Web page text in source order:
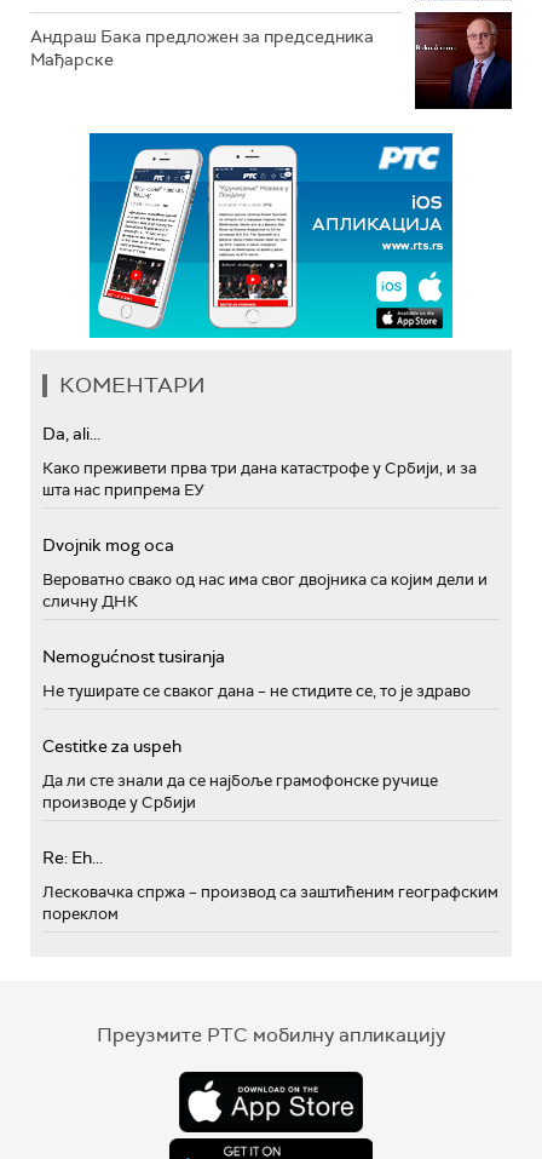
Андраш Бакa предложен за председника
Мађарске
КОМЕНТАРИ
Da, ali...
Како преживети прва три дана катастрофе у Србији, и за
шта нас припрема ЕУ
Dvojnik mog oca
Вероватно свако од нас има свог двојника са којим дели и
сличну ДНК
Nemogućnost tusiranja
Не туширате се сваког дана – не стидите се, то је здраво
Cestitke za uspeh
Да ли сте знали да се најбоље грамофонске ручице
производе у Србији
Re: Eh...
Лесковачка спржа – производ са заштићеним географским
пореклом
Преузмите РТС мобилну апликацију